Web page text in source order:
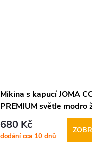
Mikina s kapucí JOMA
PREMIUM světle modro
680 Kč
dodání cca 10 dnů